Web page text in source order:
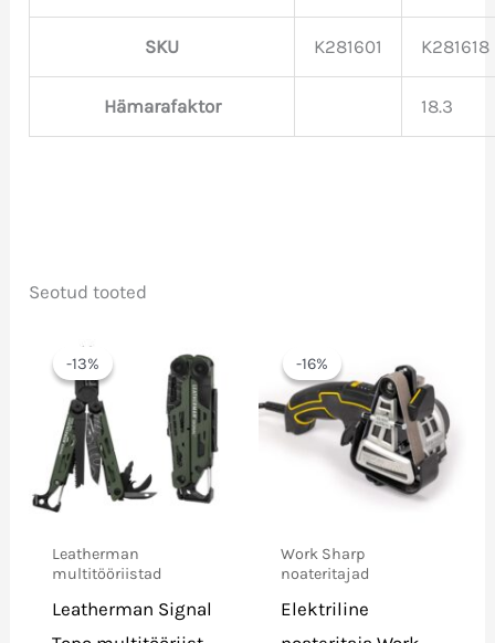
SKU K281601 K281618
Hämarafaktor 18.3
Seotud tooted
-13%
-13%
Leatherman
multitööriistad
Leatherman Signal
-16%
-16%
Work Sharp
noateritajad
Elektriline